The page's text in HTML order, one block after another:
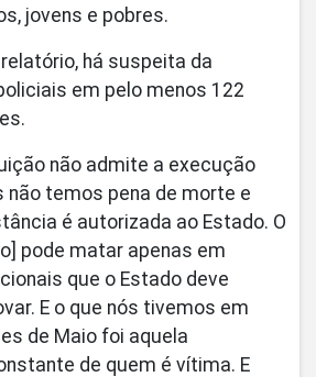
jovens e pobres.
há suspeita da
em pelo menos 122
não admite a execução
não temos pena de morte e
é autorizada ao Estado. O
pode matar apenas em
que o Estado deve
E o que nós tivemos em
de Maio foi aquela
de quem é vítima. E